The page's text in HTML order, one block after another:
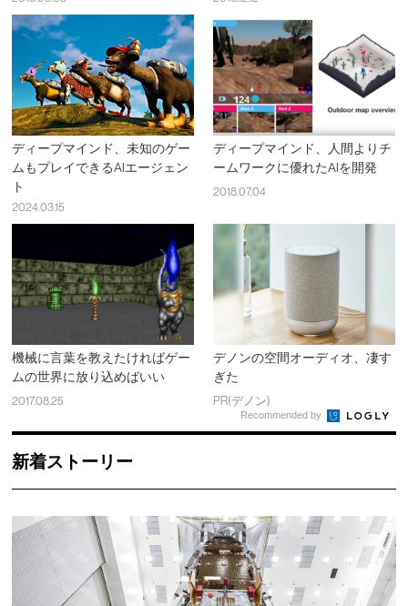
ディープマインド、未知のゲー
ムもプレイできるAIエージェン
ト
2024.03.15
ディープマインド、人間よりチ
ームワークに優れたAIを開発
2018.07.04
機械に言葉を教えたければゲー
ムの世界に放り込めばいい
2017.08.25
デノンの空間オーディオ、凄す
ぎた
PR(デノン)
Recommended by
新着ストーリー